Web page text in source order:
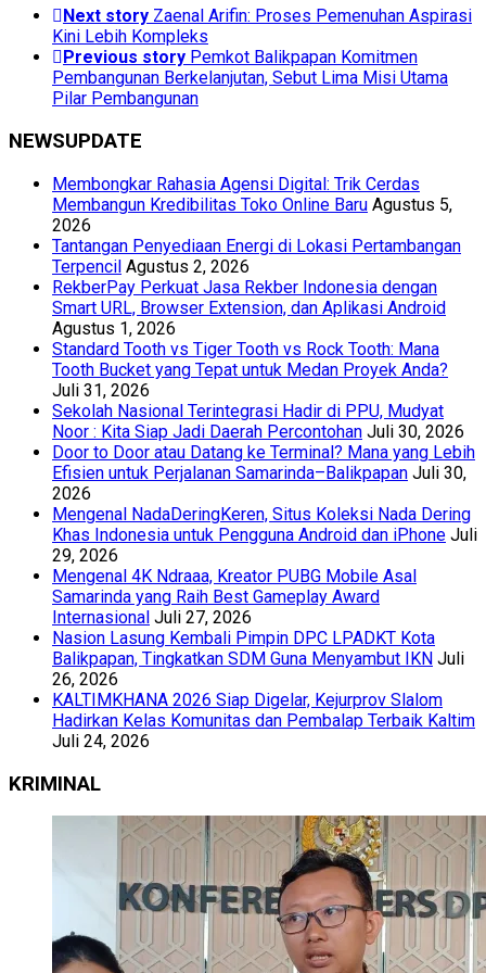
Next story Zaenal Arifin: Proses Pemenuhan Aspirasi
Kini Lebih Kompleks
Previous story Pemkot Balikpapan Komitmen
Pembangunan Berkelanjutan, Sebut Lima Misi Utama
Pilar Pembangunan
NEWSUPDATE
Membongkar Rahasia Agensi Digital: Trik Cerdas
Membangun Kredibilitas Toko Online Baru Agustus 5,
2026
Tantangan Penyediaan Energi di Lokasi Pertambangan
Terpencil Agustus 2, 2026
RekberPay Perkuat Jasa Rekber Indonesia dengan
Smart URL, Browser Extension, dan Aplikasi Android
Agustus 1, 2026
Standard Tooth vs Tiger Tooth vs Rock Tooth: Mana
Tooth Bucket yang Tepat untuk Medan Proyek Anda?
Juli 31, 2026
Sekolah Nasional Terintegrasi Hadir di PPU, Mudyat
Noor : Kita Siap Jadi Daerah Percontohan Juli 30, 2026
Door to Door atau Datang ke Terminal? Mana yang Lebih
Efisien untuk Perjalanan Samarinda–Balikpapan Juli 30,
2026
Mengenal NadaDeringKeren, Situs Koleksi Nada Dering
Khas Indonesia untuk Pengguna Android dan iPhone Juli
29, 2026
Mengenal 4K Ndraaa, Kreator PUBG Mobile Asal
Samarinda yang Raih Best Gameplay Award
Internasional Juli 27, 2026
Nasion Lasung Kembali Pimpin DPC LPADKT Kota
Balikpapan, Tingkatkan SDM Guna Menyambut IKN Juli
26, 2026
KALTIMKHANA 2026 Siap Digelar, Kejurprov Slalom
Hadirkan Kelas Komunitas dan Pembalap Terbaik Kaltim
Juli 24, 2026
KRIMINAL